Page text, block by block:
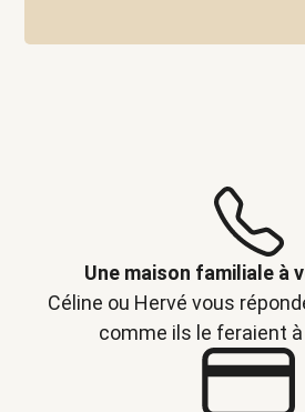
Une maison familiale à
Céline ou Hervé vous
comme ils le feraient